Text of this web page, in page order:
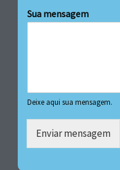
Sua mensagem
Deixe aqui sua mensagem.
Enviar mensagem